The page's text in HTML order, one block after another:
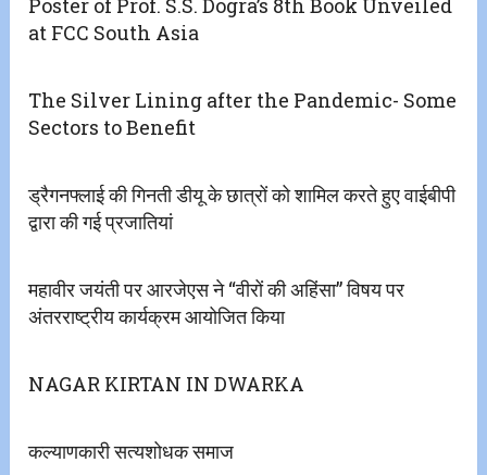
Poster of Prof. S.S. Dogra’s 8th Book Unveiled
at FCC South Asia
The Silver Lining after the Pandemic- Some
Sectors to Benefit
ड्रैगनफ्लाई की गिनती डीयू के छात्रों को शामिल करते हुए वाईबीपी
द्वारा की गई प्रजातियां
महावीर जयंती पर आरजेएस ने “वीरों की अहिंसा” विषय पर
अंतरराष्ट्रीय कार्यक्रम आयोजित किया
NAGAR KIRTAN IN DWARKA
कल्याणकारी सत्यशोधक समाज